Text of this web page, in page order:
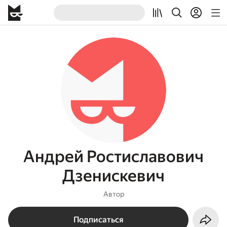
Андрей Ростиславович
Дзенискевич
Автор
Подписаться